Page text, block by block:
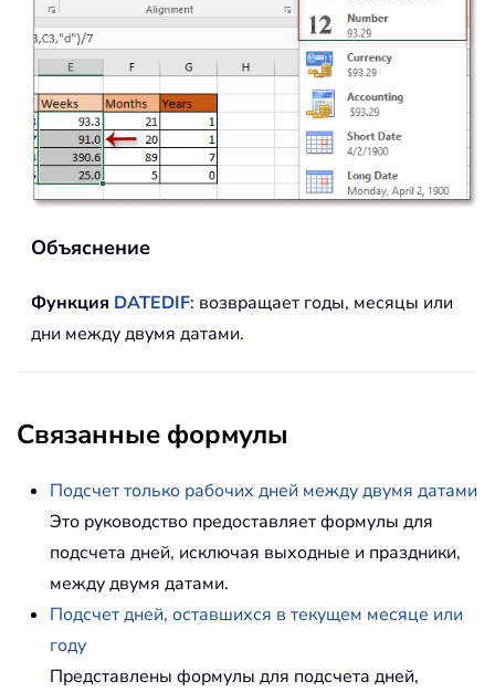
Объяснение
Функция DATEDIF: возвращает годы, месяцы или
дни между двумя датами.
Связанные формулы
Подсчет только рабочих дней между двумя датами
Это руководство предоставляет формулы для
подсчета дней, исключая выходные и праздники,
между двумя датами.
Подсчет дней, оставшихся в текущем месяце или
году
Представлены формулы для подсчета дней,